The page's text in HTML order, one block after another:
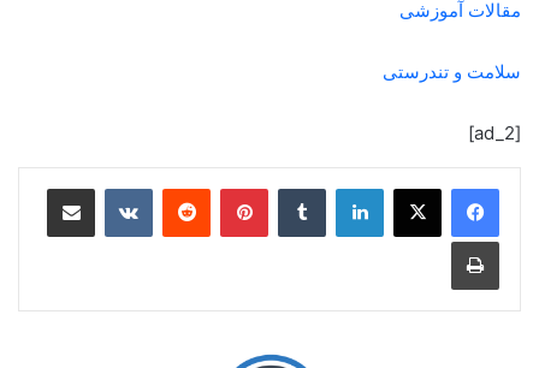
مقالات آموزشی
سلامت و تندرستی
[ad_2]